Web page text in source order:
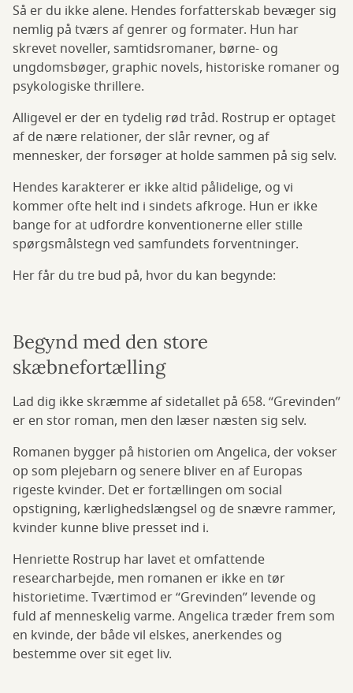
Så er du ikke alene. Hendes forfatterskab bevæger sig
nemlig på tværs af genrer og formater. Hun har
skrevet noveller, samtidsromaner, børne- og
ungdomsbøger, graphic novels, historiske romaner og
psykologiske thrillere.
Alligevel er der en tydelig rød tråd. Rostrup er optaget
af de nære relationer, der slår revner, og af
mennesker, der forsøger at holde sammen på sig selv.
Hendes karakterer er ikke altid pålidelige, og vi
kommer ofte helt ind i sindets afkroge. Hun er ikke
bange for at udfordre konventionerne eller stille
spørgsmålstegn ved samfundets forventninger.
Her får du tre bud på, hvor du kan begynde:
Begynd med den store
skæbnefortælling
Lad dig ikke skræmme af sidetallet på 658. “Grevinden”
er en stor roman, men den læser næsten sig selv.
Romanen bygger på historien om Angelica, der vokser
op som plejebarn og senere bliver en af Europas
rigeste kvinder. Det er fortællingen om social
opstigning, kærlighedslængsel og de snævre rammer,
kvinder kunne blive presset ind i.
Henriette Rostrup har lavet et omfattende
researcharbejde, men romanen er ikke en tør
historietime. Tværtimod er “Grevinden” levende og
fuld af menneskelig varme. Angelica træder frem som
en kvinde, der både vil elskes, anerkendes og
bestemme over sit eget liv.